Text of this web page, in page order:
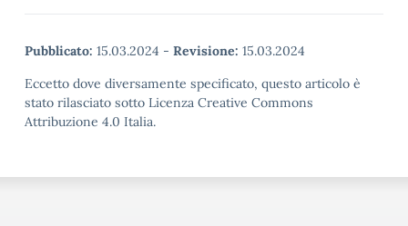
Pubblicato: 15.03.2024 - Revisione: 15.03.2024
Eccetto dove diversamente specificato, questo articolo è
stato rilasciato sotto Licenza Creative Commons
Attribuzione 4.0 Italia.